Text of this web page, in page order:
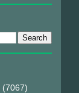
(7067)